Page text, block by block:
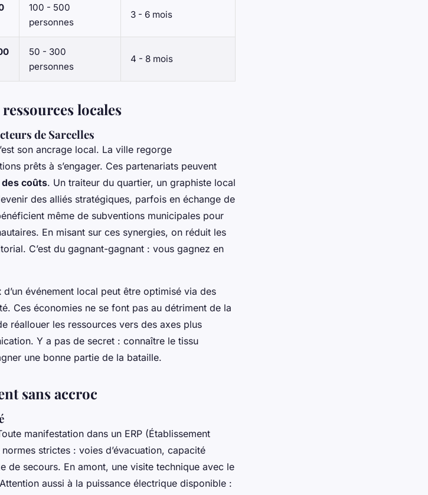
100 - 500
personnes
3 - 6 mois
50 - 300
personnes
4 - 8 mois
locales
de Sarcelles
son ancrage local. La ville regorge
prêts à s’engager. Ces partenariats peuvent
coûts. Un traiteur du quartier, un graphiste local
des alliés stratégiques, parfois en échange de
même de subventions municipales pour
En misant sur ces synergies, on réduit les
C’est du gagnant-gagnant : vous gagnez en
d’un événement local peut être optimisé via des
Ces économies ne se font pas au détriment de la
réallouer les ressources vers des axes plus
Y a pas de secret : connaître le tissu
une bonne partie de la bataille.
sans accroc
manifestation dans un ERP (Établissement
strictes : voies d’évacuation, capacité
de secours. En amont, une visite technique avec le
aussi à la puissance électrique disponible :